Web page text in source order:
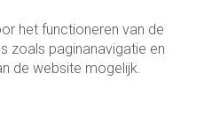
het functioneren van de
zoals paginanavigatie en
de website mogelijk.